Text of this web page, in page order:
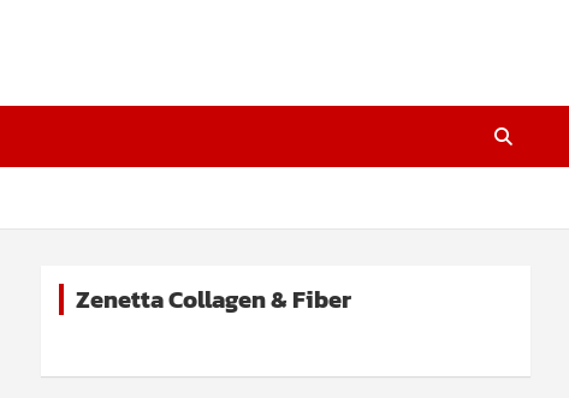
Zenetta Collagen & Fiber